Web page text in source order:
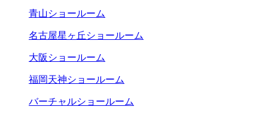
青山ショールーム
名古屋星ヶ丘ショールーム
大阪ショールーム
福岡天神ショールーム
バーチャルショールーム